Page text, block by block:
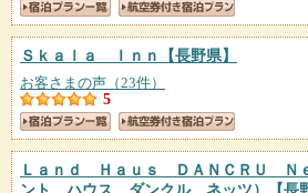
Ｓｋａｌａ Ｉｎｎ 【長野県】
お客さまの声（23件）
5
Ｌａｎｄ Ｈａｕｓ ＤＡＮＣＲＵ Ｎ